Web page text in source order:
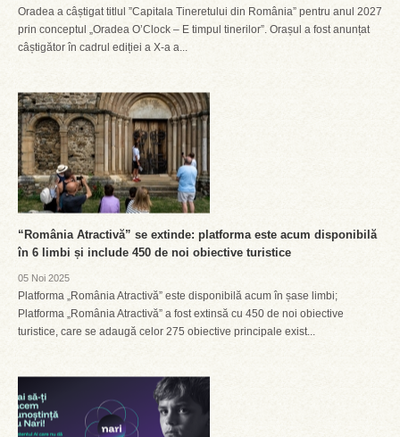
Oradea a câștigat titlul ”Capitala Tineretului din România” pentru anul 2027
prin conceptul „Oradea O’Clock – E timpul tinerilor”. Orașul a fost anunțat
câștigător în cadrul ediției a X-a a...
“România Atractivă” se extinde: platforma este acum disponibilă
în 6 limbi și include 450 de noi obiective turistice
05 Noi 2025
Platforma „România Atractivă” este disponibilă acum în șase limbi;
Platforma „România Atractivă” a fost extinsă cu 450 de noi obiective
turistice, care se adaugă celor 275 obiective principale exist...